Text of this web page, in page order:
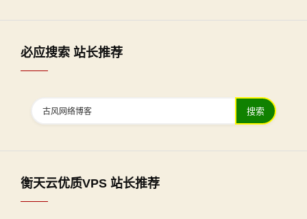
必应搜索 站长推荐
搜索
衡天云优质VPS 站长推荐